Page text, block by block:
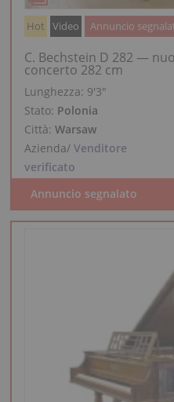
Hot Video Annuncio
C. Bechstein D 282 —
concerto 282 cm
Lunghezza: 9′3″
Stato: Polonia
Città: Warsaw
Azienda/ Venditore
verificato